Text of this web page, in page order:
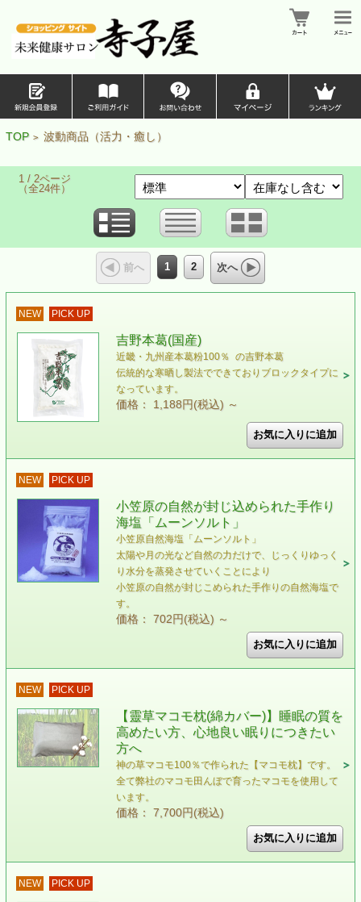
TOP > 波動商品（活力・癒し）
1 / 2ページ
（全24件）
前へ 1 2 次へ
NEW PICK UP
吉野本葛(国産)
近畿・九州産本葛粉100％ の吉野本葛
伝統的な寒晒し製法でできておりブロックタイプに
なっています。
価格： 1,188円(税込) ～
NEW PICK UP
小笠原の自然が封じ込められた手作り
海塩「ムーンソルト」
小笠原自然海塩「ムーンソルト」
太陽や月の光など自然の力だけで、じっくりゆっく
り水分を蒸発させていくことにより
小笠原の自然が封じこめられた手作りの自然海塩で
す。
価格： 702円(税込) ～
NEW PICK UP
【靈草マコモ枕(綿カバー)】睡眠の質を
高めたい方、心地良い眠りにつきたい
方へ
神の草マコモ100％で作られた【マコモ枕】です。
全て弊社のマコモ田んぼで育ったマコモを使用して
います。
価格： 7,700円(税込)
NEW PICK UP